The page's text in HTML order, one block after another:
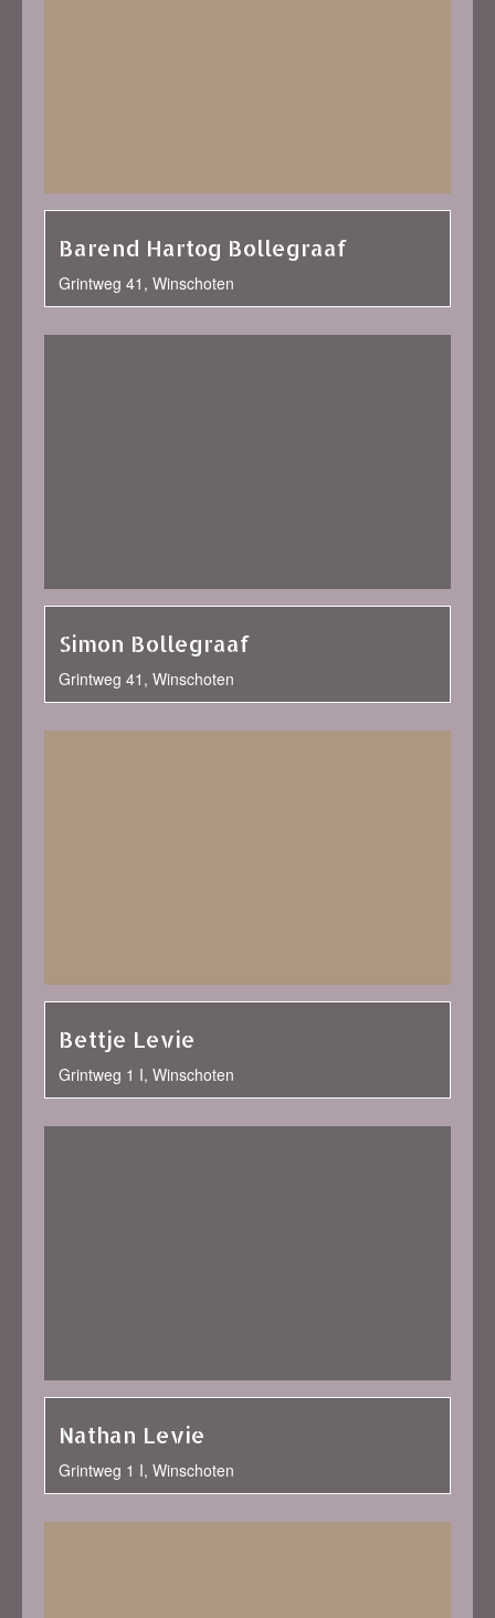
Barend Hartog Bollegraaf
Grintweg 41, Winschoten
Simon Bollegraaf
Grintweg 41, Winschoten
Bettje Levie
Grintweg 1 I, Winschoten
Nathan Levie
Grintweg 1 I, Winschoten